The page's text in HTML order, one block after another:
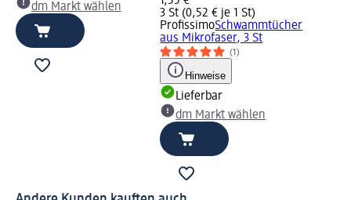
dm Markt wählen
3 St (0,52 € je 1 St)
ProfissimoSchwammtücher
aus Mikrofaser, 3 St
(1)
Hinweise
Lieferbar
dm Markt wählen